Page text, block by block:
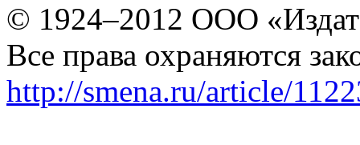
© 1924–2012 ООО
Все права охраняются
http://smena.ru/article/